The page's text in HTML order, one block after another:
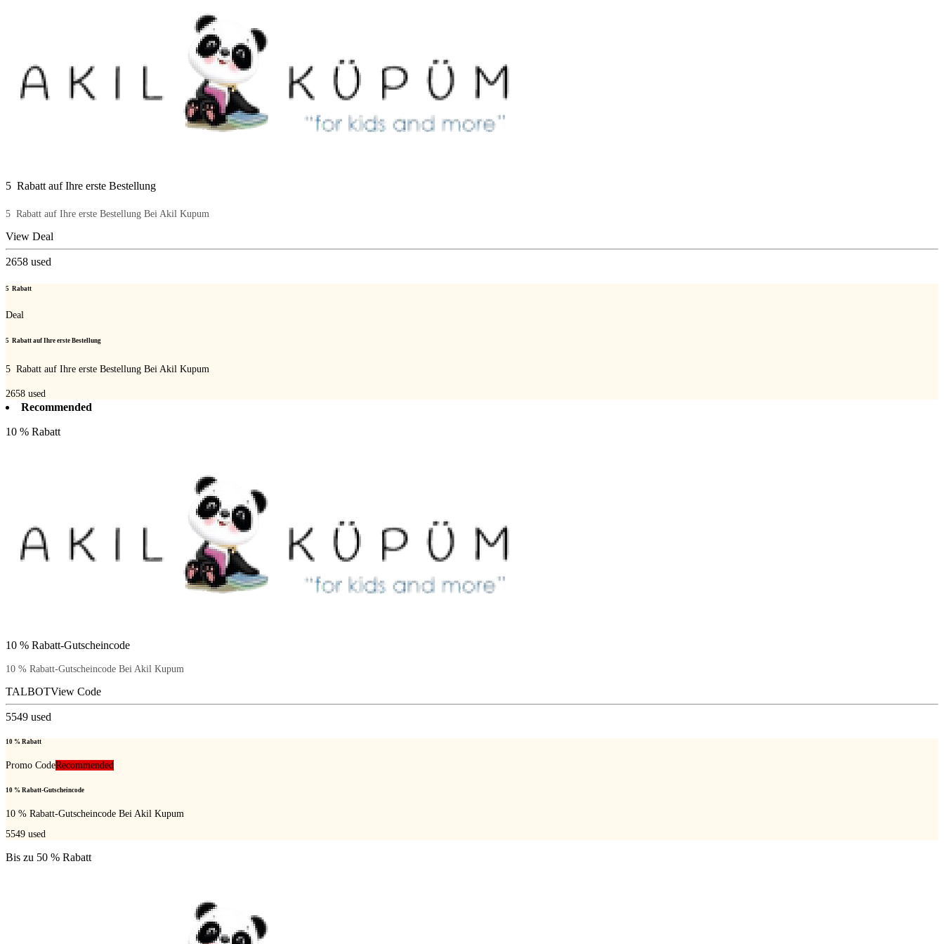
5  Rabatt auf Ihre erste Bestellung
5  Rabatt auf Ihre erste Bestellung Bei Akil Kupum
View Deal
2658 used
5  Rabatt
Deal
5  Rabatt auf Ihre erste Bestellung
5  Rabatt auf Ihre erste Bestellung Bei Akil Kupum
2658 used
Recommended
10 % Rabatt
10 % Rabatt-Gutscheincode
10 % Rabatt-Gutscheincode Bei Akil Kupum
TALBOTView Code
5549 used
10 % Rabatt
Promo CodeRecommended
10 % Rabatt-Gutscheincode
10 % Rabatt-Gutscheincode Bei Akil Kupum
5549 used
Bis zu 50 % Rabatt